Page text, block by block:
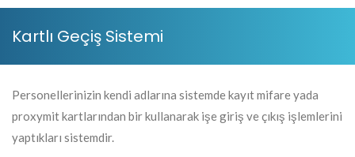
Kartlı Geçiş Sistemi
Personellerinizin kendi adlarına sistemde kayıt mifare yada
proxymit kartlarından bir kullanarak işe giriş ve çıkış işlemlerini
yaptıkları sistemdir.